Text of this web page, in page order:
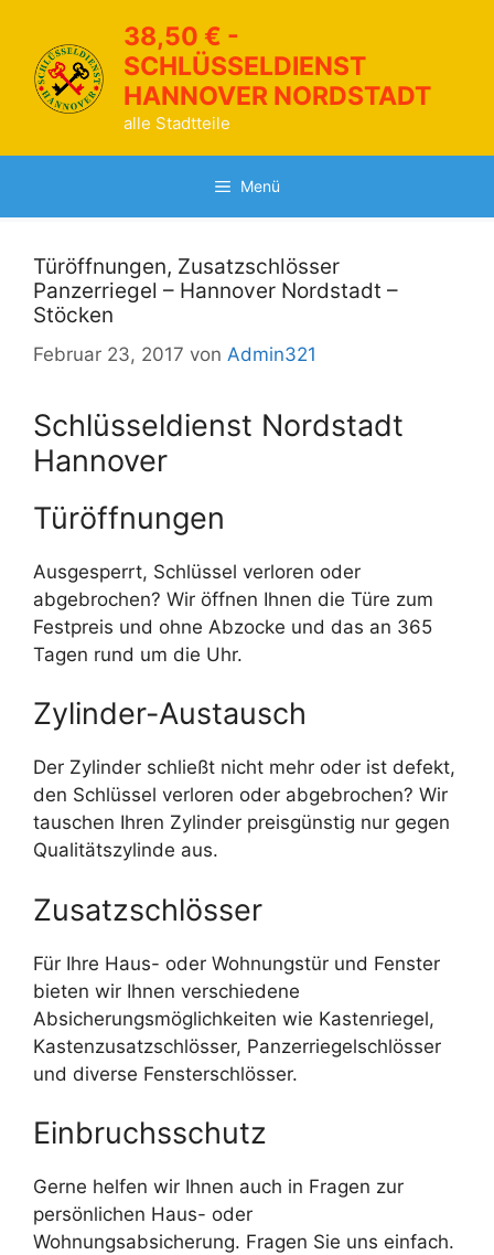
springen
38,50 € -
SCHLÜSSELDIENST
HANNOVER NORDSTADT
alle Stadtteile
Menü
Türöffnungen, Zusatzschlösser
Panzerriegel – Hannover Nordstadt –
Stöcken
Februar 23, 2017 von Admin321
Schlüsseldienst Nordstadt
Hannover
Türöffnungen
Ausgesperrt, Schlüssel verloren oder
abgebrochen? Wir öffnen Ihnen die Türe zum
Festpreis und ohne Abzocke und das an 365
Tagen rund um die Uhr.
Zylinder-Austausch
Der Zylinder schließt nicht mehr oder ist defekt,
den Schlüssel verloren oder abgebrochen? Wir
tauschen Ihren Zylinder preisgünstig nur gegen
Qualitätszylinde aus.
Zusatzschlösser
Für Ihre Haus- oder Wohnungstür und Fenster
bieten wir Ihnen verschiedene
Absicherungsmöglichkeiten wie Kastenriegel,
Kastenzusatzschlösser, Panzerriegelschlösser
und diverse Fensterschlösser.
Einbruchsschutz
Gerne helfen wir Ihnen auch in Fragen zur
persönlichen Haus- oder
Wohnungsabsicherung. Fragen Sie uns einfach.